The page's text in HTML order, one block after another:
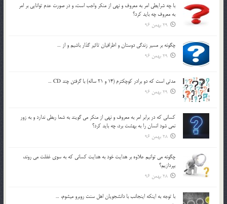
با چه شرايطي امر به معروف و نهي از منکر واجب است، و در صورت عدم توانايي بر امر
به معروف چه بايد کرد؟
29 بهمن 96
چگونه بر مسير زندگي دوستان و اطرافيان تاثير گذار باشيم و از …
29 بهمن 96
مدتي است كه دو برادر كوچكترم (14 و 21 ساله) با گرفتن چند CD …
29 بهمن 96
كساني كه در برابر امر به معروف و نهي از منكر مي گويند به شما ربطي ندارد و به زور
نمي شود انسان را به بهشت برد، چه بايد كرد؟
28 بهمن 96
چگونه مي توانيم علاوه بر هدايت خود به هدايت كساني كه به سوي غفلت مي روند،
بپردازيم؟
28 بهمن 96
با توجه به اينكه اينجانب با دانشجويان اهل سنت روبرو مي‎شوم، …